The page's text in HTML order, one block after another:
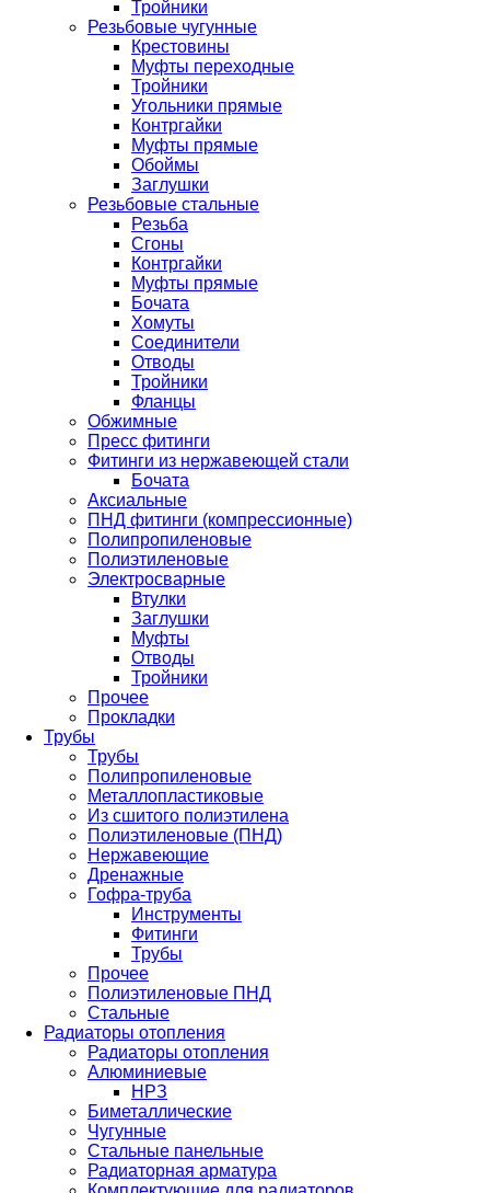
Тройники
Резьбовые чугунные
Крестовины
Муфты переходные
Тройники
Угольники прямые
Контргайки
Муфты прямые
Обоймы
Заглушки
Резьбовые стальные
Резьба
Сгоны
Контргайки
Муфты прямые
Бочата
Хомуты
Соединители
Отводы
Тройники
Фланцы
Обжимные
Пресс фитинги
Фитинги из нержавеющей стали
Бочата
Аксиальные
ПНД фитинги (компрессионные)
Полипропиленовые
Полиэтиленовые
Электросварные
Втулки
Заглушки
Муфты
Отводы
Тройники
Прочее
Прокладки
Трубы
Трубы
Полипропиленовые
Металлопластиковые
Из сшитого полиэтилена
Полиэтиленовые (ПНД)
Нержавеющие
Дренажные
Гофра-труба
Инструменты
Фитинги
Трубы
Прочее
Полиэтиленовые ПНД
Стальные
Радиаторы отопления
Радиаторы отопления
Алюминиевые
НРЗ
Биметаллические
Чугунные
Стальные панельные
Радиаторная арматура